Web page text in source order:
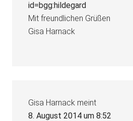
id=bgg:hildegard
Mit freundlichen Grüßen
Gisa Harnack
Gisa Harnack meint
8. August 2014 um 8:52